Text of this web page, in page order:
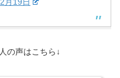
の声はこちら↓